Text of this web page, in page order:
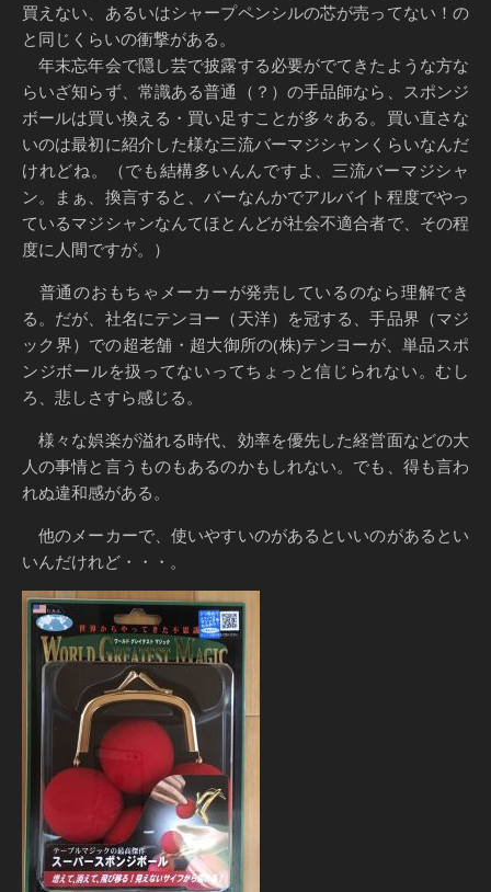
買えない、あるいはシャープペンシルの芯が売ってない！の
と同じくらいの衝撃がある。
年末忘年会で隠し芸で披露する必要がでてきたような方な
らいざ知らず、常識ある普通（？）の手品師なら、スポンジ
ボールは買い換える・買い足すことが多々ある。買い直さな
いのは最初に紹介した様な三流バーマジシャンくらいなんだ
けれどね。（でも結構多いんんですよ、三流バーマジシャ
ン。まぁ、換言すると、バーなんかでアルバイト程度でやっ
ているマジシャンなんてほとんどが社会不適合者で、その程
度に人間ですが。）
普通のおもちゃメーカーが発売しているのなら理解でき
る。だが、社名にテンヨー（天洋）を冠する、手品界（マジ
ック界）での超老舗・超大御所の(株)テンヨーが、単品スポ
ンジボールを扱ってないってちょっと信じられない。むし
ろ、悲しさすら感じる。
様々な娯楽が溢れる時代、効率を優先した経営面などの大
人の事情と言うものもあるのかもしれない。でも、得も言わ
れぬ違和感がある。
他のメーカーで、使いやすいのがあるといいのがあるとい
いんだけれど・・・。